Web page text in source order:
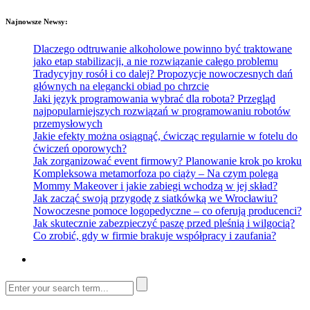
Najnowsze Newsy:
Dlaczego odtruwanie alkoholowe powinno być traktowane
jako etap stabilizacji, a nie rozwiązanie całego problemu
Tradycyjny rosół i co dalej? Propozycje nowoczesnych dań
głównych na elegancki obiad po chrzcie
Jaki język programowania wybrać dla robota? Przegląd
najpopularniejszych rozwiązań w programowaniu robotów
przemysłowych
Jakie efekty można osiągnąć, ćwicząc regularnie w fotelu do
ćwiczeń oporowych?
Jak zorganizować event firmowy? Planowanie krok po kroku
Kompleksowa metamorfoza po ciąży – Na czym polega
Mommy Makeover i jakie zabiegi wchodzą w jej skład?
Jak zacząć swoją przygodę z siatkówką we Wrocławiu?
Nowoczesne pomoce logopedyczne – co oferują producenci?
Jak skutecznie zabezpieczyć paszę przed pleśnią i wilgocią?
Co zrobić, gdy w firmie brakuje współpracy i zaufania?